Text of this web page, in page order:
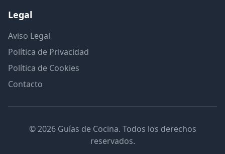
Legal
Aviso Legal
Política de Privacidad
Política de Cookies
Contacto
© 2026 Guías de Cocina. Todos los derechos
reservados.